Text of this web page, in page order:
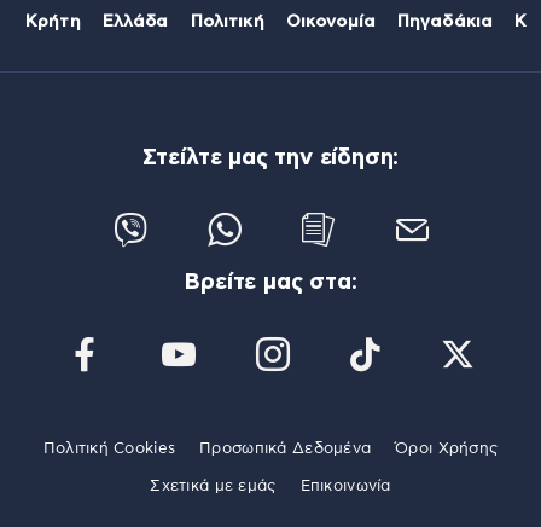
Κρήτη Ελλάδα Πολιτική Οικονομία Πηγαδάκια
Στείλτε μας την είδηση:
Βρείτε μας στα:
Πολιτική Cookies Προσωπικά Δεδομένα Όροι Χρήσης
Σχετικά με εμάς Επικοινωνία